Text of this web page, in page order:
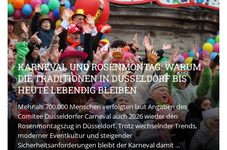
KARNEVAL UND ROSENMONTAG: WARUM
DIE TRADITIONEN IN DÜSSELDORF BIS
HEUTE LEBENDIG BLEIBEN
Mehr als 700.000 Menschen verfolgten laut Angaben des
Comitee Düsseldorfer Carneval auch 2026 wieder den
Rosenmontagszug in Düsseldorf. Trotz wechselnder Trends,
moderner Eventkultur und steigender
Sicherheitsanforderungen bleibt der Karneval damit ...